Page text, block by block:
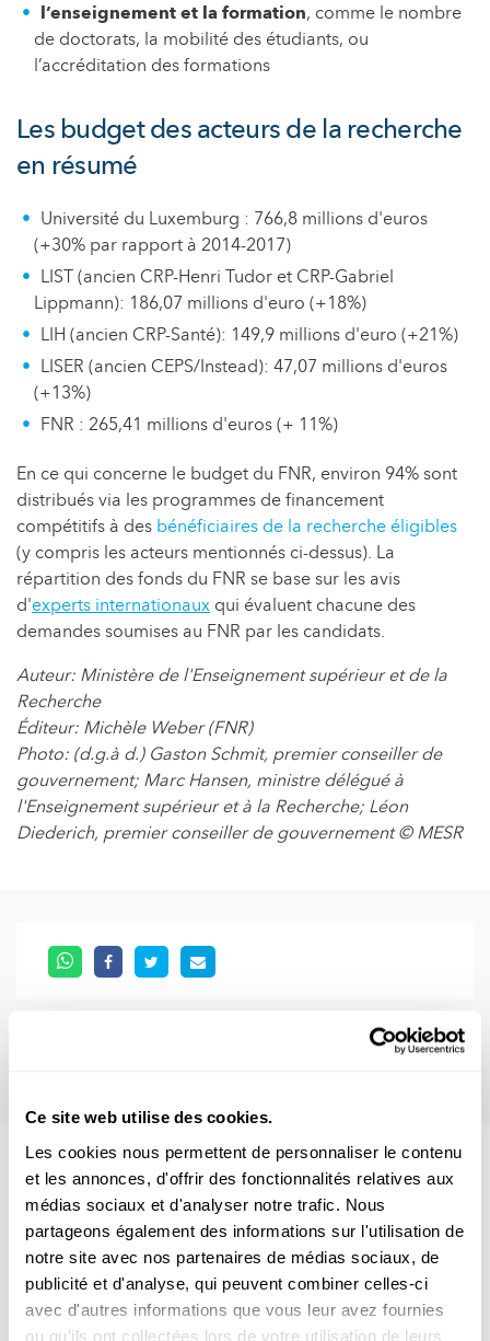
Ce site web utilise des cookies.
Les cookies nous permettent de personnaliser le contenu
et les annonces, d'offrir des fonctionnalités relatives aux
médias sociaux et d'analyser notre trafic. Nous
partageons également des informations sur l'utilisation de
notre site avec nos partenaires de médias sociaux, de
publicité et d'analyse, qui peuvent combiner celles-ci
avec d'autres informations que vous leur avez fournies
ou qu'ils ont collectées lors de votre utilisation de leurs
l’enseignement et la formation, comme le nombre
de doctorats, la mobilité des étudiants, ou
l’accréditation des formations
Les budget des acteurs de la recherche
en résumé
Université du Luxemburg : 766,8 millions d'euros
(+30% par rapport à 2014-2017)
LIST (ancien CRP-Henri Tudor et CRP-Gabriel
Lippmann): 186,07 millions d'euro (+18%)
LIH (ancien CRP-Santé): 149,9 millions d'euro (+21%)
LISER (ancien CEPS/Instead): 47,07 millions d'euros
(+13%)
FNR : 265,41 millions d'euros (+ 11%)
En ce qui concerne le budget du FNR, environ 94% sont
distribués via les programmes de financement
compétitifs à des bénéficiaires de la recherche éligibles
(y compris les acteurs mentionnés ci-dessus). La
répartition des fonds du FNR se base sur les avis
d'experts internationaux qui évaluent chacune des
demandes soumises au FNR par les candidats.
Auteur: Ministère de l'Enseignement supérieur et de la
Recherche
Éditeur: Michèle Weber (FNR)
Photo: (d.g.à d.) Gaston Schmit, premier conseiller de
gouvernement; Marc Hansen, ministre délégué à
l'Enseignement supérieur et à la Recherche; Léon
Diederich, premier conseiller de gouvernement© MESR
Aussi intéréssant
FORSCHUNGSPOLITIK LUXEMBURG